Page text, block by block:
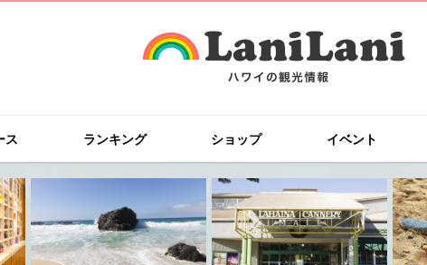
ス ランキング ショップ イベント